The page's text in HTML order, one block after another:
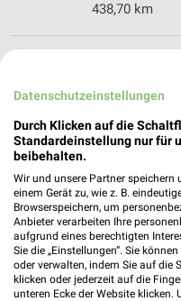
438,70 km
74613 Öhringen
Heute
Tchibo Filiale
Poststrasse
74613
Heute
Datenschutzeinstellungen
Durch Klicken auf die
Standardeinstellung nur für
beibehalten.
Wir und unsere Partner
einem Gerät zu, wie z. B.
Browserspeichern, um
Anbieter verarbeiten Ihre
aufgrund eines berechtigten
Sie die „Einstellungen“. Sie
oder verwalten, indem Sie auf die
klicken oder jederzeit auf die
unteren Ecke der Website